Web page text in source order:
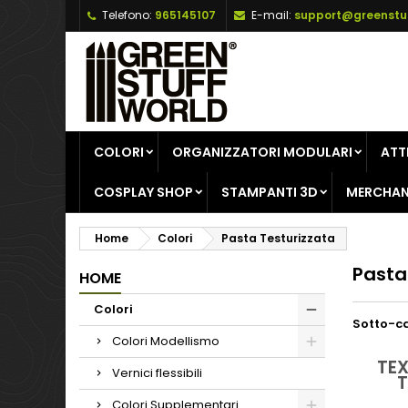
Telefono: 965145107 E-mail:
COLORI ORGANIZZATORI MODULARI
COSPLAY SHOP STAMPANTI 3D
Home Colori Pasta Testurizzata
HOME
Colori
Colori Modellismo
Vernici flessibili
Sotto-